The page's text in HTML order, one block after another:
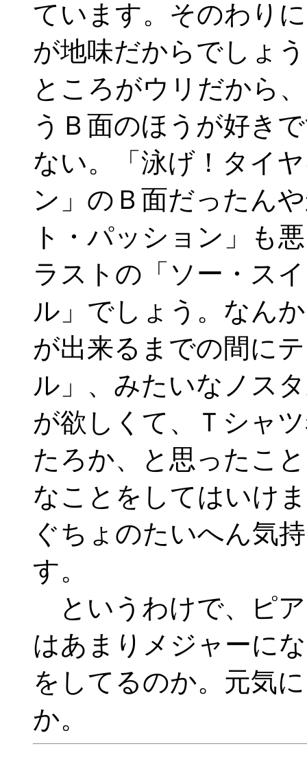
ています。そのわり
が地味だからでしょ
ところがウリだから
うＢ面のほうが好き
ない。「泳げ！タイ
ン」のＢ面だったん
ト・パッション」も
ラストの「ソー・ス
ル」でしょう。なん
が出来るまでの間に
ル」、みたいなノス
が欲しくて、Ｔシャ
たろか、と思ったこ
なことをしてはいけ
ぐちょのたいへん気
す。
というわけで、ピ
はあまりメジャーに
をしてるのか。元気
か。